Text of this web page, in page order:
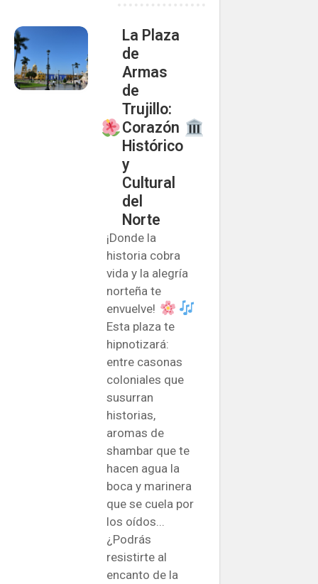
La Plaza
de
Armas
de
Trujillo:
Corazón
Histórico
y
Cultural
del
Norte
¡Donde la
historia cobra
vida y la alegría
norteña te
envuelve!
Esta plaza te
hipnotizará:
entre casonas
coloniales que
susurran
historias,
aromas de
shambar que te
hacen agua la
boca y marinera
que se cuela por
los oídos...
¿Podrás
resistirte al
encanto de la